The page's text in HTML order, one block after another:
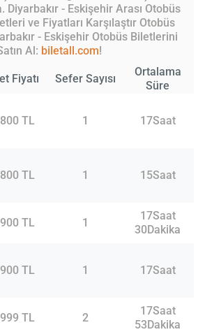
Diyarbakır - Eskişehir Arası Otobüs
ve Fiyatları Karşılaştır Otobüs
- Eskişehir Otobüs Biletlerini
Al: biletall.com!
Fiyatı Sefer Sayısı
Ortalama
Süre
TL 1 17Saat
TL 1 15Saat
TL 1
17Saat
30Dakika
TL 1 17Saat
TL 2
17Saat
53Dakika